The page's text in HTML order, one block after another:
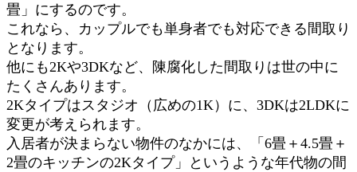
畳」にするのです。
これなら、カップルでも単身者でも対応できる間取り
となります。
他にも2Kや3DKなど、陳腐化した間取りは世の中に
たくさんあります。
2Kタイプはスタジオ（広めの1K）に、3DKは2LDKに
変更が考えられます。
入居者が決まらない物件のなかには、「6畳＋4.5畳＋
2畳のキッチンの2Kタイプ」というような年代物の間